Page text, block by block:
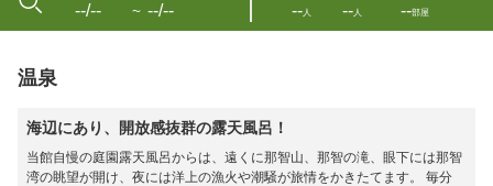
--/-- 〜 --/-- --人 --人 --部屋
温泉
海辺にあり、開放感抜群の露天風呂！
当館自慢の庭園露天風呂からは、遠くに那智山、那智の滝、眼下には那智
湾の眺望が開け、夜には洋上の漁火や潮騒が旅情をかきたてます。 毎分